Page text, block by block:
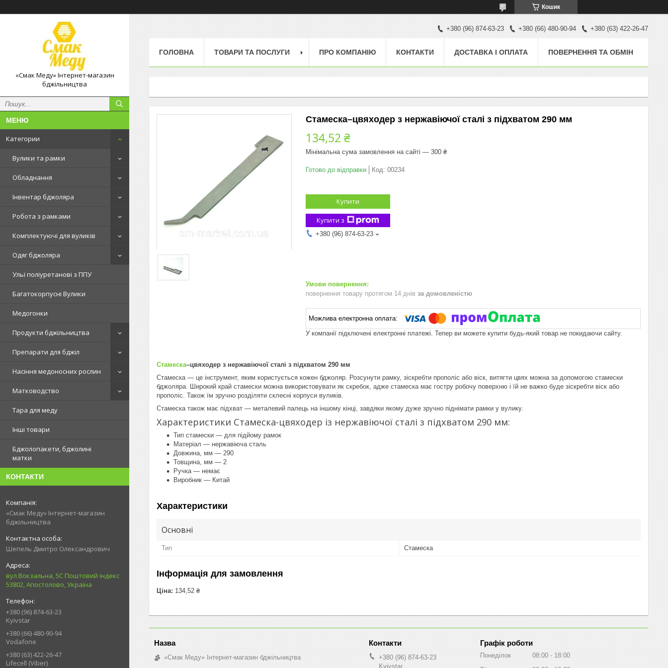
Кошик
«Смак Меду» Інтернет-магазин
бджільництва
Категории
Вулики та рамки
Обладнання
Інвентар бджоляра
Робота з рамками
Комплектуючі для вуликів
Одяг бджоляра
Ульї поліуретанові з ППУ
Багатокорпусні Вулики
Медогонки
Продукти бджільництва
Препарати для бджіл
Насіння медоносних рослин
Матководство
Тара для меду
Інші товари
Бджолопакети, бджолині
матки
КОНТАКТИ
«Смак Меду» Інтернет-магазин
бджільництва
Шепель Дмитро Олександрович
вул.Вокзальна, 5С Поштовий індекс
53802, Апостолово, Україна
+380 (96) 874-63-23
Kyivstar
+380 (66) 480-90-94
Vodafone
+380 (63) 422-26-47
Lifecell (Viber)
+380 (96) 874-63-23 +380 (66) 480-90-94 +380 (63) 422-26-47
ГОЛОВНА ТОВАРИ ТА ПОСЛУГИ ПРО КОМПАНІЮ КОНТАКТИ ДОСТАВКА І ОПЛАТА ПОВЕРНЕННЯ ТА ОБМІН
Стамеска–цвяходер з нержавіючої сталі з підхватом 290 мм
134,52 ₴
Мінімальна сума замовлення на сайті — 300 ₴
Готово до відправки Код: 00234
Купити
Купити з
+380 (96) 874-63-23
повернення товару протягом 14 днів за домовленістю
У компанії підключені електронні платежі. Тепер ви можете купити будь-який товар не покидаючи сайту.
Стамеска–цвяходер з нержавіючої сталі з підхватом 290 мм
Стамеска — це інструмент, яким користується кожен бджоляр. Розсунути рамку, зіскребти прополіс або віск, витягти цвях можна за допомогою стамески
бджоляра. Широкий край стамески можна використовувати як скребок, адже стамеска має гостру робочу поверхню і їй не важко буде зіскребти віск або
прополіс. Також їм зручно розділяти склеєні корпуси вуликів.
Стамеска також має підхват — металевий палець на іншому кінці, завдяки якому дуже зручно піднімати рамки у вулику.
Характеристики Стамеска-цвяходер із нержавіючої сталі з підхватом 290 мм:
Тип стамески — для підйому рамок
Матеріал — нержавіюча сталь
Довжина, мм — 290
Товщина, мм — 2
Ручка — немає
Виробник — Китай
Характеристики
Основні
Тип Стамеска
Інформація для замовлення
Ціна: 134,52 ₴
«Смак Меду» Інтернет-магазин бджільництва
+380 (96) 874-63-23
Kyivstar
Графік роботи
Понеділок 08:00
18:00